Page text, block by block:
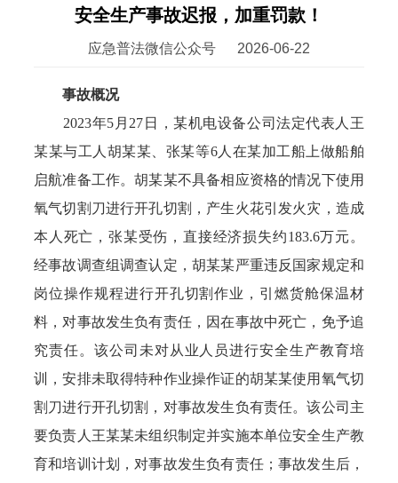
安全生产事故迟报，加重罚款！
应急普法微信公众号 2026-06-22
事故概况
2023年5月27日，某机电设备公司法定代表人王
某某与工人胡某某、张某等6人在某加工船上做船舶
启航准备工作。胡某某不具备相应资格的情况下使用
氧气切割刀进行开孔切割，产生火花引发火灾，造成
本人死亡，张某受伤，直接经济损失约183.6万元。
经事故调查组调查认定，胡某某严重违反国家规定和
岗位操作规程进行开孔切割作业，引燃货舱保温材
料，对事故发生负有责任，因在事故中死亡，免予追
究责任。该公司未对从业人员进行安全生产教育培
训，安排未取得特种作业操作证的胡某某使用氧气切
割刀进行开孔切割，对事故发生负有责任。该公司主
要负责人王某某未组织制定并实施本单位安全生产教
育和培训计划，对事故发生负有责任；事故发生后，